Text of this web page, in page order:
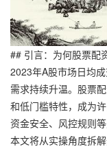
## 引言：为何股票配
2023年A股市场日均
需求持续升温。股票
和低门槛特性，成为
资金安全、风控规则
本文将从实操角度拆